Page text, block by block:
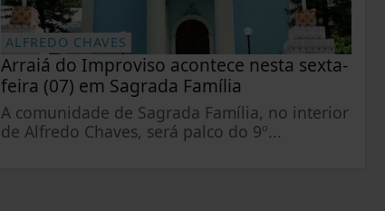
ALFREDO CHAVES
Arraiá do Improviso acontece nesta sexta-
feira (07) em Sagrada Família
A comunidade de Sagrada Família, no interior
de Alfredo Chaves, será palco do 9º...